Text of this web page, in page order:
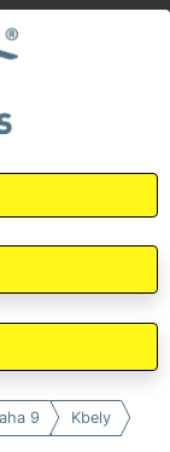
9 Kbely